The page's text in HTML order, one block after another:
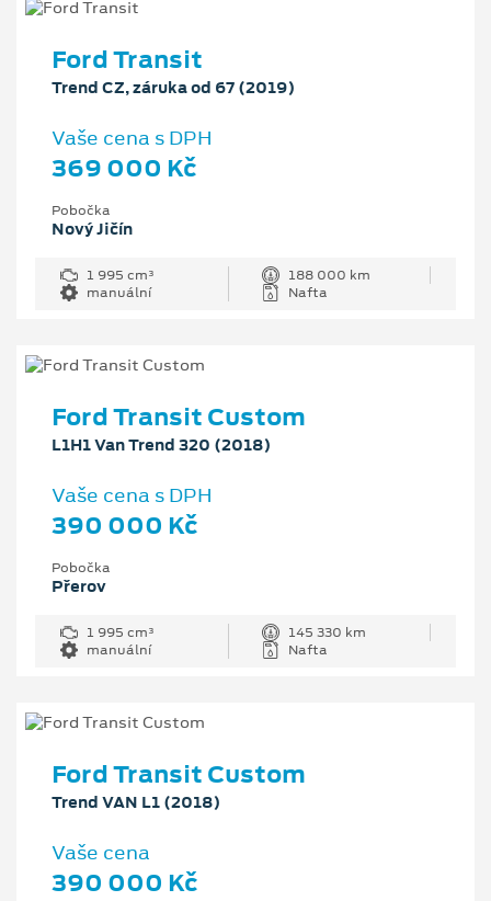
Ford Transit
Trend CZ, záruka od 67 (2019)
Vaše cena s DPH
369 000 Kč
Pobočka
Nový Jičín
1 995 cm³
188 000 km
manuální
Nafta
Ford Transit Custom
L1H1 Van Trend 320 (2018)
Vaše cena s DPH
390 000 Kč
Pobočka
Přerov
1 995 cm³
145 330 km
manuální
Nafta
Ford Transit Custom
Trend VAN L1 (2018)
Vaše cena
390 000 Kč